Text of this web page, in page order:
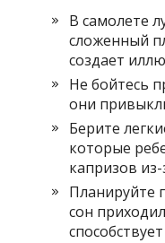
В самолете
сложенный
создает
Не бойтесь
они
Берите
которые
капризов из-
Планируйте
сон